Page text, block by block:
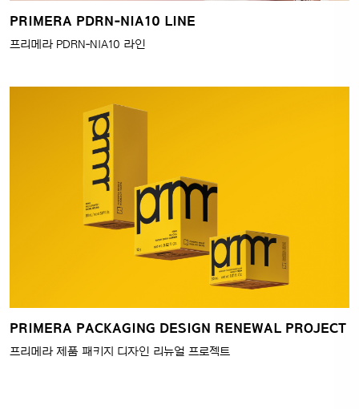
PRIMERA PDRN‑NIA10 LINE
프리메라 PDRN‑NIA10 라인
PRIMERA PACKAGING DESIGN RENEWAL PROJECT
프리메라 제품 패키지 디자인 리뉴얼 프로젝트